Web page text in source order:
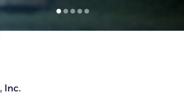
Inc.